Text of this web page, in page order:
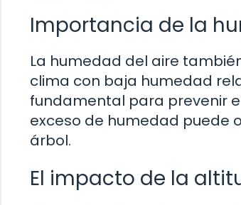
Importancia de la
La humedad del aire
clima con baja humedad
fundamental para prevenir
exceso de humedad puede
árbol.
El impacto de la